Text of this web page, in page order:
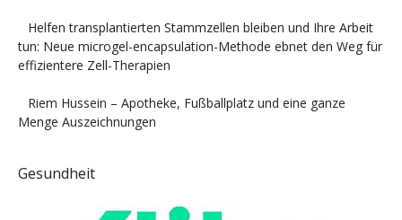
Helfen transplantierten Stammzellen bleiben und Ihre Arbeit
tun: Neue microgel-encapsulation-Methode ebnet den Weg für
effizientere Zell-Therapien
Riem Hussein – Apotheke, Fußballplatz und eine ganze
Menge Auszeichnungen
Gesundheit